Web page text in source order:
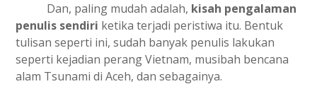
Dan, paling mudah adalah, kisah pengalaman
penulis sendiri ketika terjadi peristiwa itu. Bentuk
tulisan seperti ini, sudah banyak penulis lakukan
seperti kejadian perang Vietnam, musibah bencana
alam Tsunami di Aceh, dan sebagainya.